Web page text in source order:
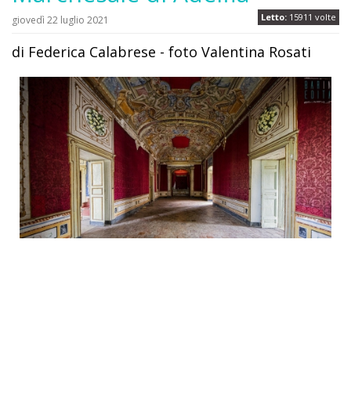
Letto: 15911 volte
giovedì 22 luglio 2021
di Federica Calabrese - foto Valentina Rosati